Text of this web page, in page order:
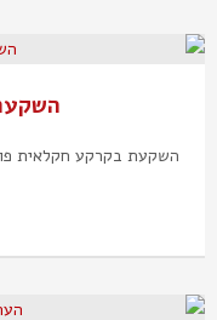
השקעת בקרקע חקלאית פורסם: יום